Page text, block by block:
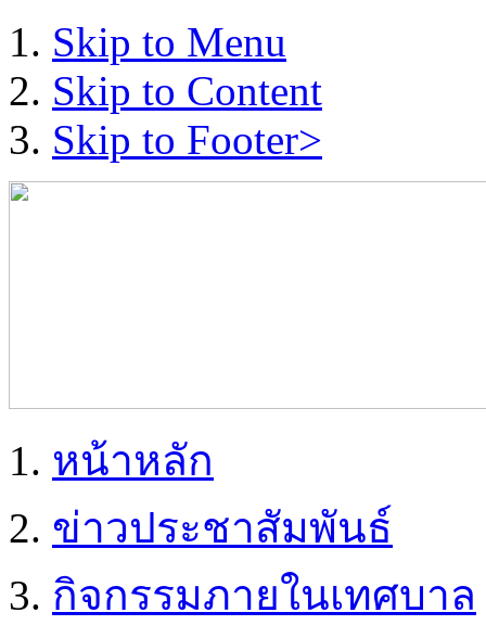
Skip to Menu
Skip to Content
Skip to Footer>
หน้าหลัก
ข่าวประชาสัมพันธ์
กิจกรรมภายในเทศบาล